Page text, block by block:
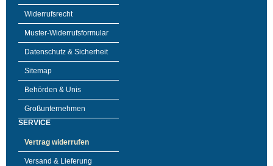
Widerrufsrecht
Muster-Widerrufsformular
Datenschutz & Sicherheit
Sitemap
Behörden & Unis
Großunternehmen
SERVICE
Vertrag widerrufen
Versand & Lieferung